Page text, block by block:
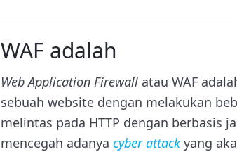
WAF adalah
Web Application Firewall atau WAF
sebuah website dengan melakukan
melintas pada HTTP dengan berbasis
mencegah adanya cyber attackyang